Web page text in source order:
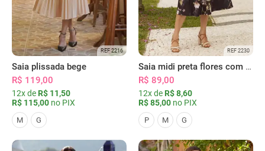
REF 2216
Saia plissada bege
R$ 119,00
12x de R$ 11,50
R$ 115,00 no PIX
M G
REF 2230
Saia midi preta flores com bolsos
R$ 89,00
12x de R$ 8,60
R$ 85,00 no PIX
P M G